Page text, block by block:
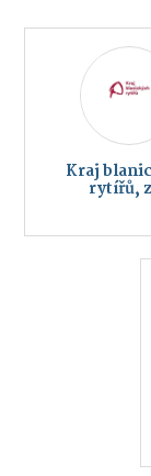
Kraj
rytířů,